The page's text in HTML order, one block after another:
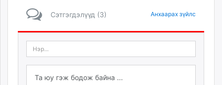
Сэтгэгдэлүүд (3) Анхаарах зүйлс